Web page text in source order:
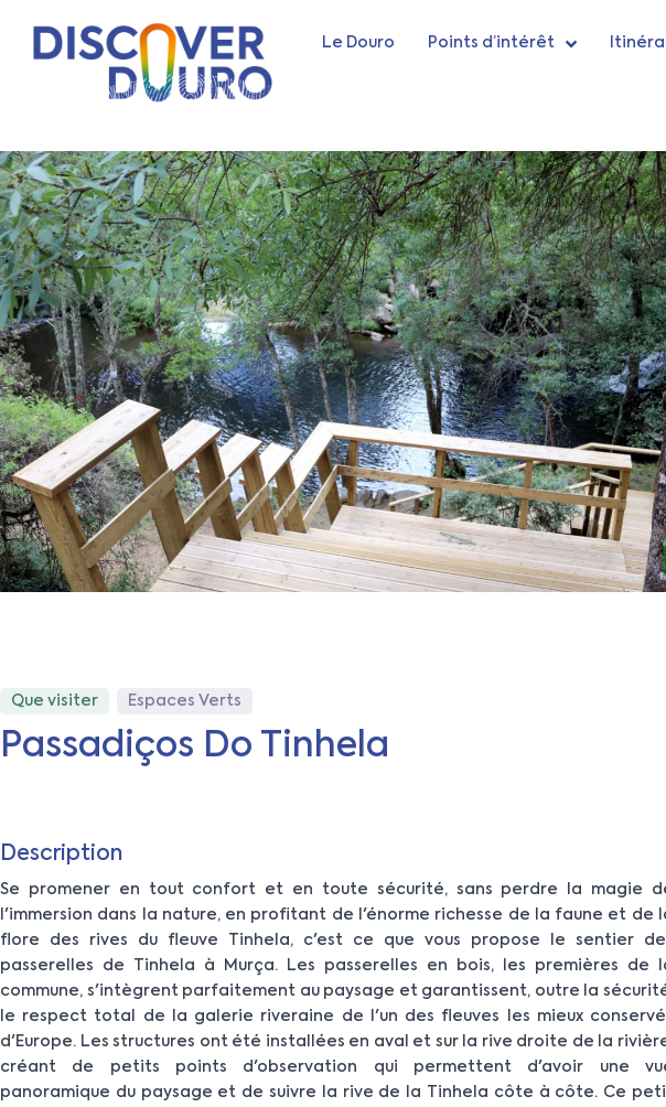
Le Douro Points d’intérêt
Que visiter Espaces Verts
Passadiços Do Tinhela
Description
Se promener en tout confort et en toute sécurité, sans perdre la magie
l'immersion dans la nature, en profitant de l'énorme richesse de la faune et de
flore des rives du fleuve Tinhela, c'est ce que vous propose le sentier
passerelles de Tinhela à Murça. Les passerelles en bois, les premières de
commune, s'intègrent parfaitement au paysage et garantissent, outre la
le respect total de la galerie riveraine de l'un des fleuves les mieux
d'Europe. Les structures ont été installées en aval et sur la rive droite de la
créant de petits points d'observation qui permettent d'avoir une
panoramique du paysage et de suivre la rive de la Tinhela côte à côte. Ce